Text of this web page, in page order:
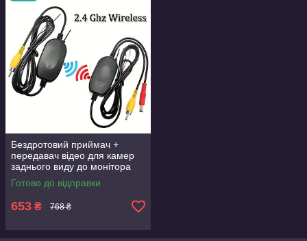
Бездротовий приймач +
передавач відео для камер
заднього виду до монітора
для легкових машин 12В
Готово до відправки
653 ₴ 768 ₴